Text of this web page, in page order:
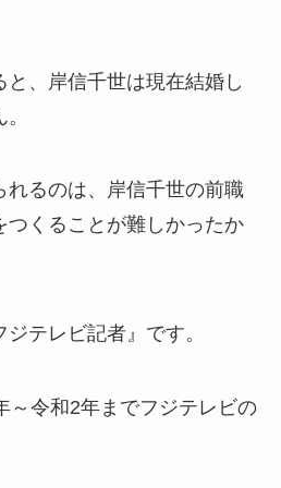
、
岸信千世は現在結婚し
れるのは、岸信千世の前職
つくることが難しかったか
ジテレビ記者』 です。
～令和2年までフジテレビの